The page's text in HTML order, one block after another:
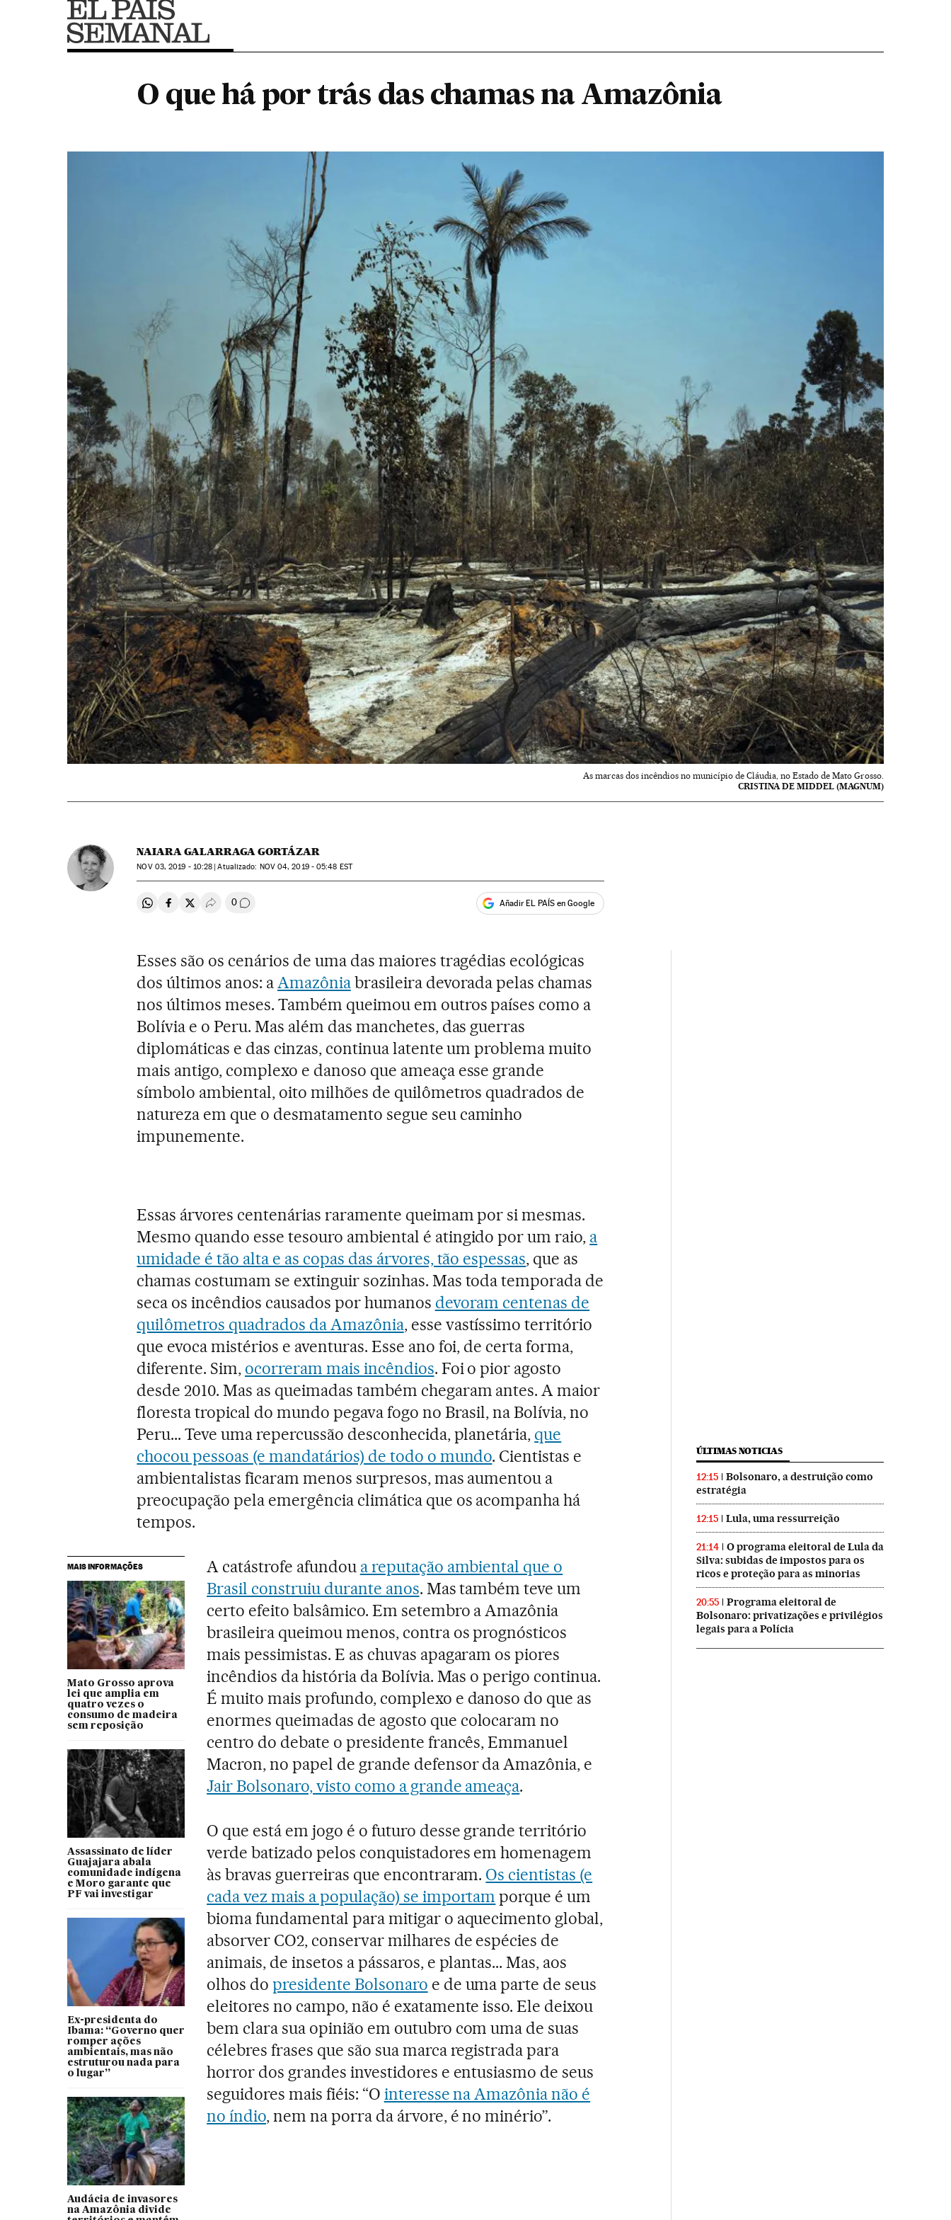
O que há por trás das chamas na Amazônia
As marcas dos incêndios no município de Cláudia, no Estado de Mato Grosso.
CRISTINA DE MIDDEL (MAGNUM)
NAIARA GALARRAGA GORTÁZAR
NOV03, 2019 - 10:28 atualizado: NOV04, 2019 - 05:48 EST
Compartir en Whatsapp
Compartir en Facebook
Compartir en Twitter
Desplegar Redes Sociales
0 Comentários Añadir EL PAÍS en Google
Esses são os cenários de uma das maiores tragédias ecológicas
dos últimos anos: aAmazôniabrasileira devorada pelas chamas
nos últimos meses. Também queimou em outros países como a
Bolívia e o Peru. Mas além das manchetes, das guerras
diplomáticas e das cinzas, continua latente um problema muito
mais antigo, complexo e danoso que ameaça esse grande
símbolo ambiental, oito milhões de quilômetros quadrados de
natureza em que o desmatamento segue seu caminho
impunemente.
Essas árvores centenárias raramente queimam por si mesmas.
Mesmo quando esse tesouro ambiental é atingido por um raio, a
umidade é tão alta e as copas das árvores, tão espessas, que as
chamas costumam se extinguir sozinhas. Mas toda temporada de
seca os incêndios causados por humanos devoram centenas de
quilômetros quadrados da Amazônia, esse vastíssimo território
que evoca mistérios e aventuras. Esse ano foi, de certa forma,
diferente. Sim, ocorreram mais incêndios. Foi o pior agosto
desde 2010. Mas as queimadas também chegaram antes. A maior
floresta tropical do mundo pegava fogo no Brasil, na Bolívia, no
Peru... Teve uma repercussão desconhecida, planetária, que
chocou pessoas (e mandatários) de todo o mundo. Cientistas e
ambientalistas ficaram menos surpresos, mas aumentou a
preocupação pela emergência climática que os acompanha há
tempos.
MAIS INFORMAÇÕES
Mato Grosso aprova
lei que amplia em
quatro vezes o
consumo de madeira
sem reposição
Assassinato de líder
Guajajara abala
comunidade indígena
e Moro garante que
PF vai investigar
Ex-presidenta do
Ibama: “Governo quer
romper ações
ambientais, mas não
estruturou nada para
o lugar”
Audácia de invasores
na Amazônia divide
A catástrofe afundou a reputação ambiental que o
Brasil construiu durante anos. Mas também teve um
certo efeito balsâmico. Em setembro a Amazônia
brasileira queimou menos, contra os prognósticos
mais pessimistas. E as chuvas apagaram os piores
incêndios da história da Bolívia. Mas o perigo continua.
É muito mais profundo, complexo e danoso do que as
enormes queimadas de agosto que colocaram no
centro do debate o presidente francês, Emmanuel
Macron, no papel de grande defensor da Amazônia, e
Jair Bolsonaro, visto como a grande ameaça.
O que está em jogo é o futuro desse grande território
verde batizado pelos conquistadores em homenagem
às bravas guerreiras que encontraram. Os cientistas (e
cada vez mais a população) se importam porque é um
bioma fundamental para mitigar o aquecimento global,
absorver CO2, conservar milhares de espécies de
animais, de insetos a pássaros, e plantas... Mas, aos
olhos do presidente Bolsonaro e de uma parte de seus
eleitores no campo, não é exatamente isso. Ele deixou
bem clara sua opinião em outubro com uma de suas
célebres frases que são sua marca registrada para
horror dos grandes investidores e entusiasmo de seus
seguidores mais fiéis: “O interesse na Amazônia não é
no índio, nem na porra da árvore, é no minério”.
ÚLTIMAS NOTICIAS
12:15
Bolsonaro, a destruição como
estratégia
12:15 Lula, uma ressurreição
21:14
O programa eleitoral de Lula da
Silva: subidas de impostos para os
ricos e proteção para as minorias
20:55
Programa eleitoral de
Bolsonaro: privatizações e privilégios
legais para a Polícia